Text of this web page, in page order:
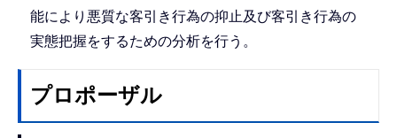
能により悪質な客引き行為の抑止及び客引き行為の
実態把握をするための分析を行う。
プロポーザル